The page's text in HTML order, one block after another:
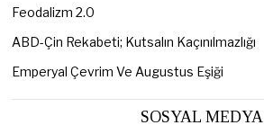
Feodalizm 2.0
ABD-Çin Rekabeti; Kutsalın Kaçınılmazlığı
Emperyal Çevrim Ve Augustus Eşiği
SOSYAL MEDYA